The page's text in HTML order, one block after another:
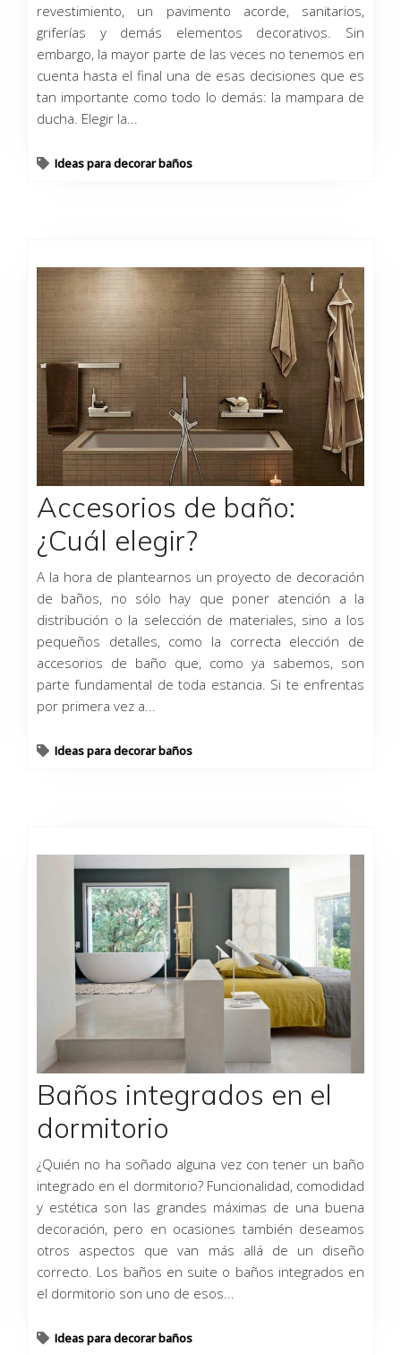
revestimiento, un pavimento acorde, sanitarios,
griferías y demás elementos decorativos. Sin
embargo, la mayor parte de las veces no tenemos en
cuenta hasta el final una de esas decisiones que es
tan importante como todo lo demás: la mampara de
ducha. Elegir la...
Ideas para decorar baños
Accesorios de baño:
¿Cuál elegir?
A la hora de plantearnos un proyecto de decoración
de baños, no sólo hay que poner atención a la
distribución o la selección de materiales, sino a los
pequeños detalles, como la correcta elección de
accesorios de baño que, como ya sabemos, son
parte fundamental de toda estancia. Si te enfrentas
por primera vez a...
Ideas para decorar baños
Baños integrados en el
dormitorio
¿Quién no ha soñado alguna vez con tener un baño
integrado en el dormitorio? Funcionalidad, comodidad
y estética son las grandes máximas de una buena
decoración, pero en ocasiones también deseamos
otros aspectos que van más allá de un diseño
correcto. Los baños en suite o baños integrados en
el dormitorio son uno de esos...
Ideas para decorar baños